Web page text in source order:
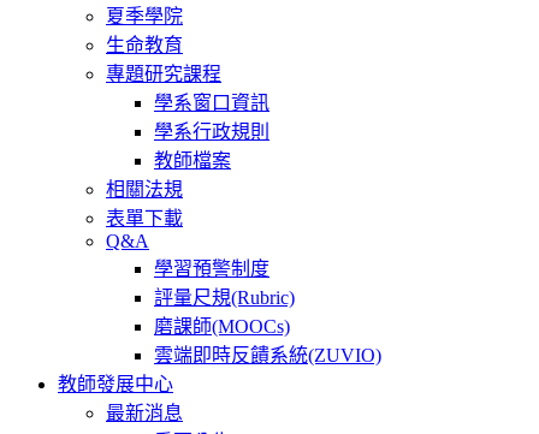
夏季學院
生命教育
專題研究課程
學系窗口資訊
學系行政規則
教師檔案
相關法規
表單下載
Q&A
學習預警制度
評量尺規(Rubric)
磨課師(MOOCs)
雲端即時反饋系統(ZUVIO)
教師發展中心
最新消息